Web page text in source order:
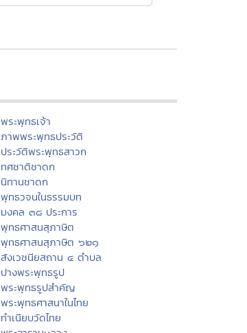
พระพุทธเจ้า
ภาพพระพุทธประวัติ
ประวัติพระพุทธสาวก
ทศชาติชาดก
นิทานชาดก
พุทธวจนในธรรมบท
มงคล ๓๘ ประการ
พุทธศาสนสุภาษิต
พุทธศาสนสุภาษิต ๖๒๑
สังเวชนียสถาน ๔ ตำบล
ปางพระพุทธรูป
พระพุทธรูปสำคัญ
พระพุทธศาสนาในไทย
ทำเนียบวัดไทย